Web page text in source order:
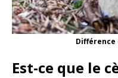
Est-ce que le